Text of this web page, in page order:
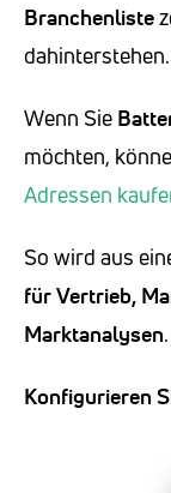
Branchenliste
dahinterstehen.
Wenn Sie
möchten,
Adressen
So wird aus
für Vertrieb,
Marktanalysen.
Konfigurieren